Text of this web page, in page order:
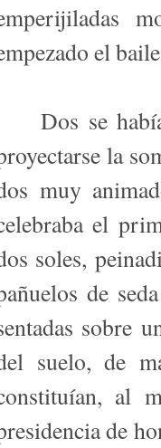
el
Dos se
la
muy
el
soles,
de
sobre
suelo, de
al
de